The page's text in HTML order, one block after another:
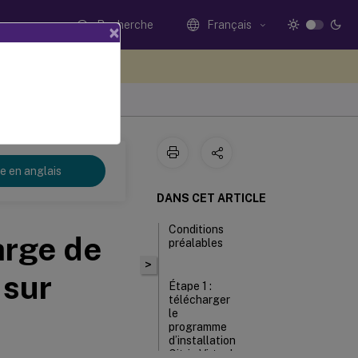
Recherche Français
en anglais
de
>
DANS CET ARTICLE
Conditions
préalables
Étape 1 :
télécharger
le
programme
d’installation
Citrix Virtual
×